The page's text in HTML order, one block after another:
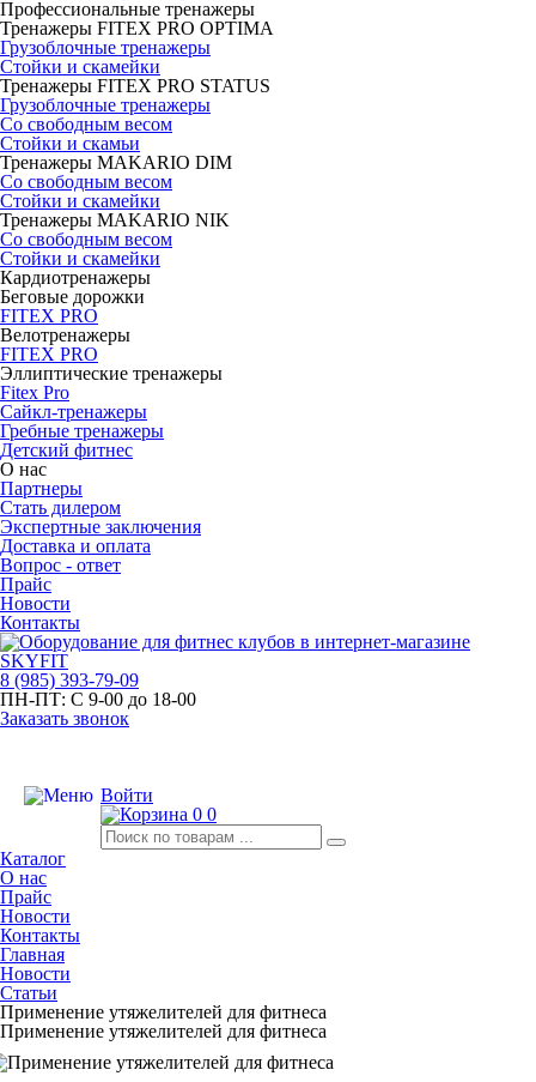
Профессиональные тренажеры
Тренажеры FITEX PRO OPTIMA
Грузоблочные тренажеры
Стойки и скамейки
Тренажеры FITEX PRO STATUS
Грузоблочные тренажеры
Со свободным весом
Стойки и скамьи
Тренажеры MAKARIO DIM
Со свободным весом
Стойки и скамейки
Тренажеры MAKARIO NIK
Со свободным весом
Стойки и скамейки
Кардиотренажеры
Беговые дорожки
FITEX PRO
Велотренажеры
FITEX PRO
Эллиптические тренажеры
Fitex Pro
Сайкл-тренажеры
Гребные тренажеры
Детский фитнес
О нас
Партнеры
Стать дилером
Экспертные заключения
Доставка и оплата
Вопрос - ответ
Прайс
Новости
Контакты
8 (985) 393-79-09
ПН-ПТ: С 9-00 до 18-00
Заказать звонок
Войти
0 0
Каталог
О нас
Прайс
Новости
Контакты
Главная
Новости
Статьи
Применение утяжелителей для фитнеса
Применение утяжелителей для фитнеса